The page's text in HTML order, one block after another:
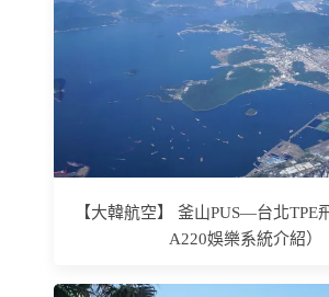
【大韓航空】 釜山PUS—台北TPE
A220娛樂系統介紹）